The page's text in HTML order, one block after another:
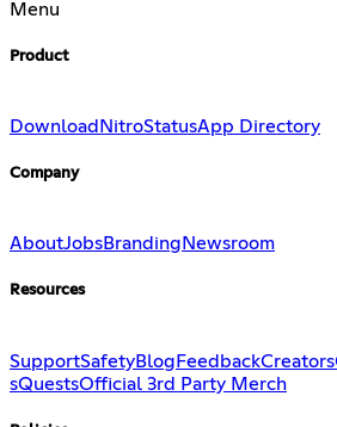
Menu
Product
Download NitroStatusApp Directory
Company
AboutJobsBranding Newsroom
Resources
SupportSafetyBlog FeedbackCreators
sQuestsOfficial 3rd Party Merch